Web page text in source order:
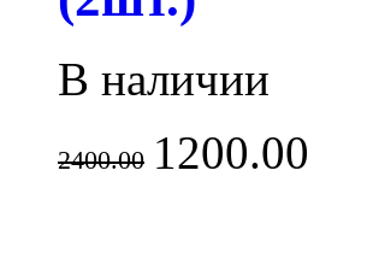
В наличии
2400.00 1200.00